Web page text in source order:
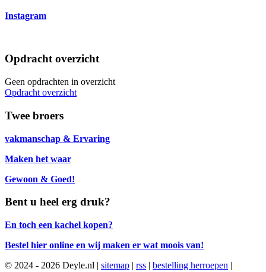
Instagram
Opdracht overzicht
Geen opdrachten in overzicht
Opdracht overzicht
Twee broers
vakmanschap & Ervaring
Maken het waar
Gewoon & Goed!
Bent u heel erg druk?
En toch een kachel kopen?
Bestel hier online en wij maken er wat moois van!
© 2024 - 2026 Deyle.nl | sitemap | rss | bestelling herroepen |